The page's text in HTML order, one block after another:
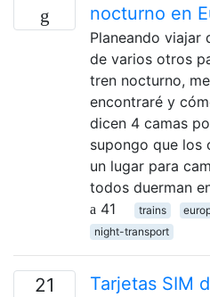
nocturno en
Planeando viajar
de varios otros
tren nocturno,
encontraré y
dicen 4 camas
supongo que los
un lugar para
todos duerman
41
trains
night-transport
21
Tarjetas SIM